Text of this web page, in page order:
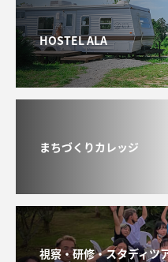
HOSTEL ALA
まちづくりカレッジ
視察・研修・スタディツ